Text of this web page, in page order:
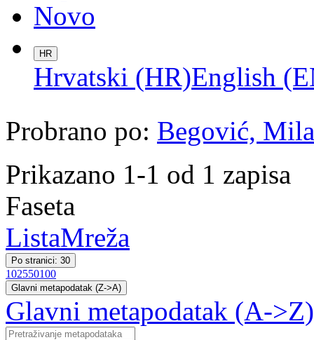
Novo
HR
Hrvatski (HR)English
Probrano po: Begović,
Prikazano 1-1 od 1 zapisa
Faseta
ListaMreža
Po stranici: 30
102550100
Glavni metapodatak (Z->A)
Glavni metapodatak (A->Z)